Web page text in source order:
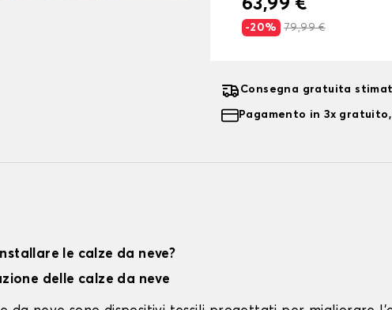
63,99 €
-20% 79,99 €
Consegna gratuita
Pagamento in 3x
le calze da neve?
delle calze da neve